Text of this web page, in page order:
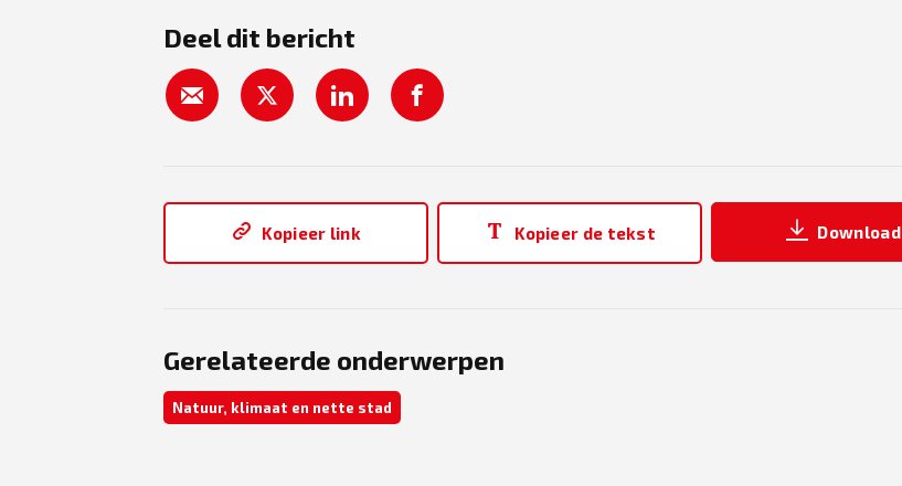
Deel dit bericht
Kopieer link Kopieer de tekst Download
Gerelateerde onderwerpen
Natuur, klimaat en nette stad